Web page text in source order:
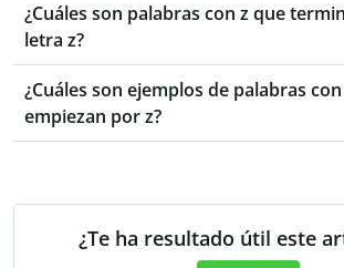
¿Cuáles son palabras con z que
letra z?
¿Cuáles son ejemplos de palabras
empiezan por z?
¿Te ha resultado útil este